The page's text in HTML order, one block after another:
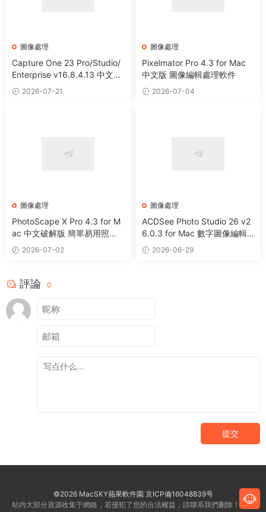
圖像處理
Capture One 23 Pro/Studio/
Enterprise v16.8.4.13 中文破
解版 RAW文件轉換圖像編輯軟
件
2026-07-21
圖像處理
Pixelmator Pro 4.3 for Mac
中文版 圖像編輯處理軟件
2026-07-04
圖像處理
PhotoScape X Pro 4.3 for M
ac 中文破解版 簡單易用照片
編輯器
2026-07-02
圖像處理
ACDSee Photo Studio 26 v2
6.0.3 for Mac 數字圖像編輯
處理軟件
2026-06-29
評論 0
提交
©2026 MacSKY蘋果軟件園 京ICP備16048839号
站内大部分資源收集于網絡，若侵犯了您的合法權益，請聯系我們删除！客服